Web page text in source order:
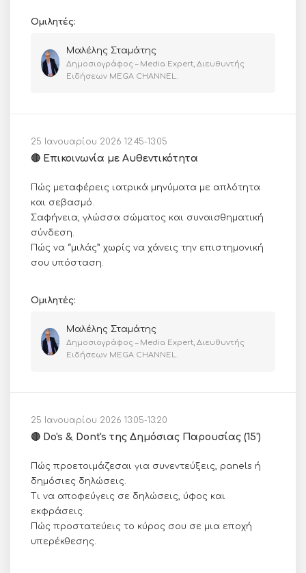
Ομιλητές:
Μαλέλης Σταμάτης
Δημοσιογράφος – Media Expert, Διευθυντής
Ειδήσεων MEGA CHANNEL.
25 Ιανουαρίου 2026 12:45-13:05
🔴 Επικοινωνία με Αυθεντικότητα
Πώς μεταφέρεις ιατρικά μηνύματα με απλότητα
και σεβασμό.
Σαφήνεια, γλώσσα σώματος και συναισθηματική
σύνδεση.
Πώς να “μιλάς” χωρίς να χάνεις την επιστημονική
σου υπόσταση.
Ομιλητές:
Μαλέλης Σταμάτης
Δημοσιογράφος – Media Expert, Διευθυντής
Ειδήσεων MEGA CHANNEL.
25 Ιανουαρίου 2026 13:05-13:20
🔴 Do's & Dont's της Δημόσιας Παρουσίας (15')
Πώς προετοιμάζεσαι για συνεντεύξεις, panels ή
δημόσιες δηλώσεις.
Τι να αποφεύγεις σε δηλώσεις, ύφος και
εκφράσεις.
Πώς προστατεύεις το κύρος σου σε μια εποχή
υπερέκθεσης.